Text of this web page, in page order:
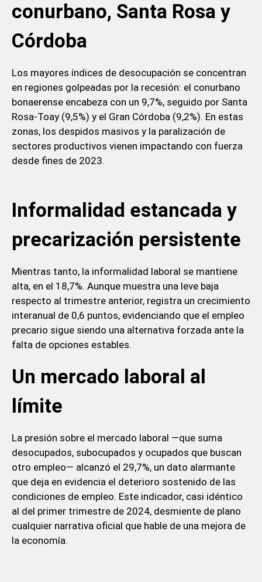
conurbano, Santa Rosa y
Córdoba
Los mayores índices de desocupación se concentran
en regiones golpeadas por la recesión: el conurbano
bonaerense encabeza con un 9,7%, seguido por Santa
Rosa-Toay (9,5%) y el Gran Córdoba (9,2%). En estas
zonas, los despidos masivos y la paralización de
sectores productivos vienen impactando con fuerza
desde fines de 2023.
Informalidad estancada y
precarización persistente
Mientras tanto, la informalidad laboral se mantiene
alta, en el 18,7%. Aunque muestra una leve baja
respecto al trimestre anterior, registra un crecimiento
interanual de 0,6 puntos, evidenciando que el empleo
precario sigue siendo una alternativa forzada ante la
falta de opciones estables.
Un mercado laboral al
límite
La presión sobre el mercado laboral —que suma
desocupados, subocupados y ocupados que buscan
otro empleo— alcanzó el 29,7%, un dato alarmante
que deja en evidencia el deterioro sostenido de las
condiciones de empleo. Este indicador, casi idéntico
al del primer trimestre de 2024, desmiente de plano
cualquier narrativa oficial que hable de una mejora de
la economía.